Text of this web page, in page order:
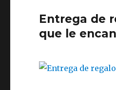
Entrega de
que le